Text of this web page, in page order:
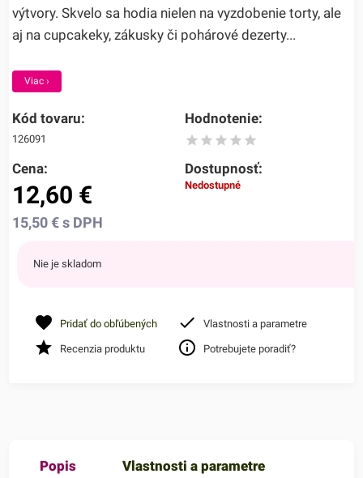
výtvory. Skvelo sa hodia nielen na vyzdobenie torty, ale
aj na cupcakeky, zákusky či pohárové dezerty...
Viac ›
Kód tovaru:
126091
Hodnotenie:
Cena:
12,60 €
15,50€ s DPH
Dostupnosť:
Nedostupné
Nie je skladom
Pridať do obľúbených Vlastnosti a parametre
Recenzia produktu Potrebujete poradiť?
Popis Vlastnosti a parametre